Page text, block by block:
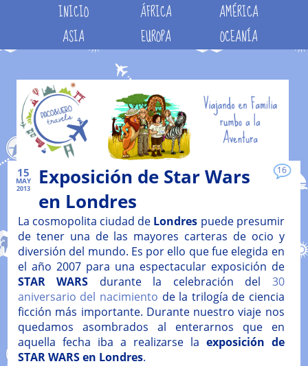
INICIO ÁFRICA
AMÉRICA
ASIA
EUROPA OCEANÍA
15
MAY
2013
16
Exposición de Star Wars
en Londres
La cosmopolita ciudad de Londres puede presumir
de tener una de las mayores carteras de ocio y
diversión del mundo. Es por ello que fue elegida en
el año 2007 para una espectacular exposición de
STAR WARS durante la celebración del 30
aniversario del nacimiento de la trilogía de ciencia
ficción más importante. Durante nuestro viaje nos
quedamos asombrados al enterarnos que en
aquella fecha iba a realizarse la exposición de
STAR WARS en Londres.